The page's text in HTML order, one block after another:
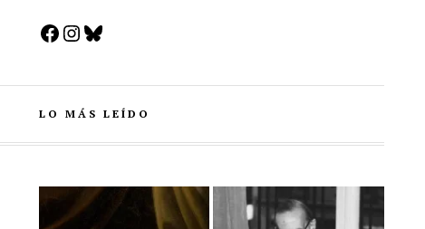
Facebook
Instagram
Bluesky
LO MÁS LEÍDO